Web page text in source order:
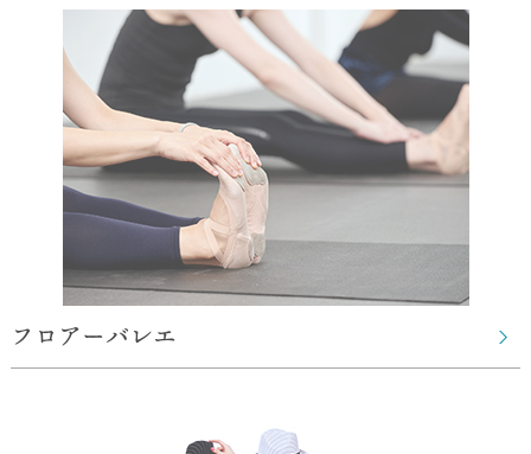
フロアーバレエ